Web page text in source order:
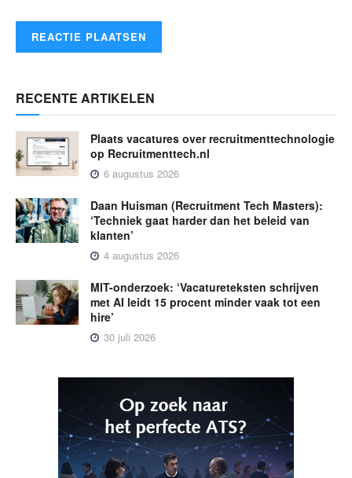
RECENTE ARTIKELEN
Plaats vacatures over recruitmenttechnologie
op Recruitmenttech.nl
6 augustus 2026
Daan Huisman (Recruitment Tech Masters):
‘Techniek gaat harder dan het beleid van
klanten’
4 augustus 2026
MIT-onderzoek: ‘Vacatureteksten schrijven
met AI leidt 15 procent minder vaak tot een
hire’
30 juli 2026